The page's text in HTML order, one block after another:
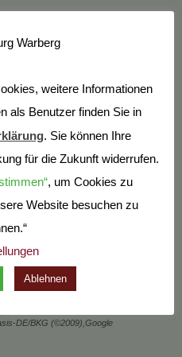
DE/BKG (©2009),Google
weitere Informationen
als Benutzer finden Sie in
. Sie können Ihre
für die Zukunft widerrufen.
, um Cookies zu
Website besuchen zu
Ablehnen